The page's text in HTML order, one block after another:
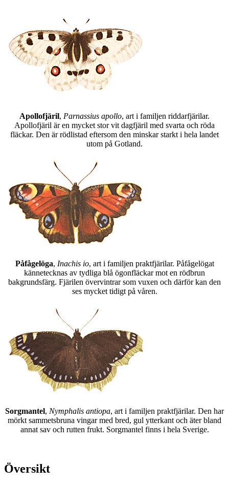
Apollofjäril, Parnassius apollo, art i familjen riddarfjärilar.
Apollofjäril är en mycket stor vit dagfjäril med svarta och röda
fläckar. Den är rödlistad eftersom den minskar starkt i hela landet
utom på Gotland.
Påfågelöga, Inachis io, art i familjen praktfjärilar. Påfågelögat
kännetecknas av tydliga blå ögonfläckar mot en rödbrun
bakgrundsfärg. Fjärilen övervintrar som vuxen och därför kan den
ses mycket tidigt på våren.
Sorgmantel, Nymphalis antiopa, art i familjen praktfjärilar. Den har
mörkt sammetsbruna vingar med bred, gul ytterkant och äter bland
annat sav och rutten frukt. Sorgmantel finns i hela Sverige.
Översikt